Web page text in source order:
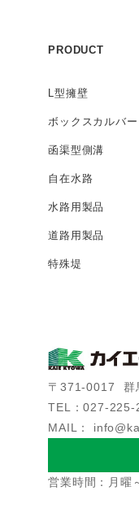
PRODUCT
L型擁壁
ボックス カルバー
函渠型側溝
自在水路
水路用製品
道路用製品
特殊堤
〒371-0017
群
TEL：027-225-
MAIL：
営業時間：月